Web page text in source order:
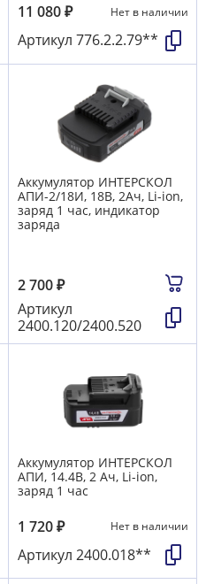
11 080₽ Нет в наличии
Артикул 776.2.2.79**
Аккумулятор ИНТЕРСКОЛ
АПИ-2/18И, 18В, 2Ач, Li-ion,
заряд 1 час, индикатор
заряда
2 700₽
Артикул
2400.120/2400.520
Аккумулятор ИНТЕРСКОЛ
АПИ, 14.4В, 2 Ач, Li-ion,
заряд 1 час
1 720₽ Нет в наличии
Артикул 2400.018**